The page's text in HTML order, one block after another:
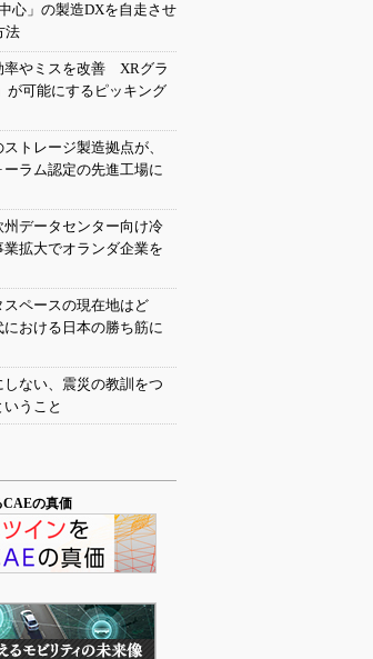
心」の製造DXを自走させ
法
率やミスを改善 XRグラ
が可能にするピッキング
トレージ製造拠点が、
ラム認定の先進工場に
州データセンター向け冷
拡大でオランダ企業を
スペースの現在地はど
おける日本の勝ち筋に
ない、震災の教訓をつ
うこと
CAEの真価